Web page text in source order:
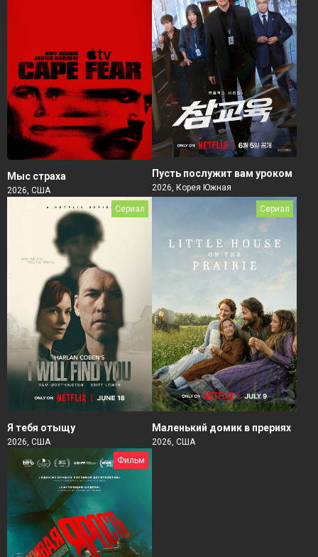
Мыс страха
2026, США
Пусть послужит вам уроком
2026, Корея Южная
Сериал
Я тебя отыщу
2026, США
Сериал
Маленький домик в прериях
2026, США
Фильм